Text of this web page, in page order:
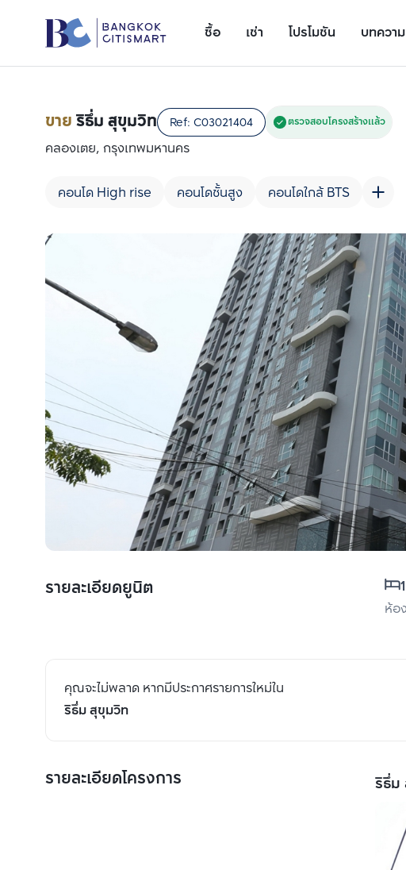
ซื้อ เช่า โปรโมชัน บทความ
ขายริธึ่ม สุขุมวิท Ref: C03021404 ตรวจสอบโครงสร้างแล้ว
คลองเตย, กรุงเทพมหานคร
คอนโด High rise คอนโดชั้นสูง คอนโดใกล้ BTS
รายละเอียดยูนิต
ห้อ
คุณจะไม่พลาด หากมีประกาศรายการใหม่ใน
ริธึ่ม สุขุมวิท
รายละเอียดโครงการ ริธึ่ม
เพิ่มยูนิ
ราย